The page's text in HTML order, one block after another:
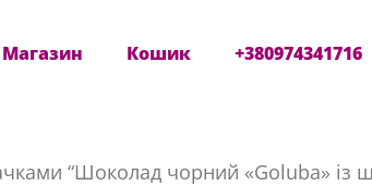
Магазин Кошик +380974341716
“Шоколад чорний «Goluba» із